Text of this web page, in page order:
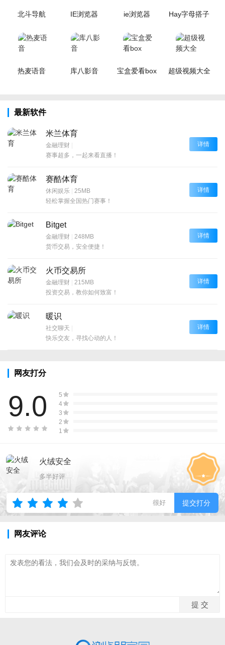
北斗导航 IE浏览器 ie浏览器 Hay字母搭子
热麦语音 库八影音 宝盒爱看box 超级视频大全
最新软件
米兰体育
金融理财 |
赛事超多，一起来看直播！
详情
赛酷体育
休闲娱乐 | 25MB
轻松掌握全国热门赛事！
详情
Bitget
金融理财 | 248MB
货币交易，安全便捷！
详情
火币交易所
金融理财 | 215MB
投资交易，教你如何致富！
详情
暖识
社交聊天 |
快乐交友，寻找心动的人！
详情
网友打分
9.0
5
4
3
2
1
火绒安全
多半好评
很好 提交打分
网友评论